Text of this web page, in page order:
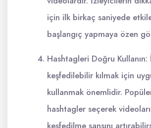
için ilk birkaç saniyede
başlangıç yapmaya özen
Hashtagleri Doğru
keşfedilebilir kılmak için
kullanmak önemlidir.
hashtagler seçerek
keşfedilme şansını